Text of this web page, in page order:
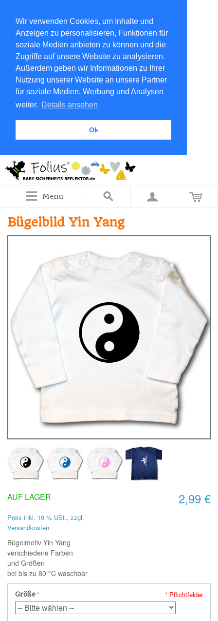
Wir verwenden Cookies, um Inhalte und
Anzeigen zu personalisieren, Funktionen für
soziale Medien anbieten zu können und die
Zugriffe auf unsere Website zu analysieren.
Außerdem geben wir Informationen zu Ihrer
Nutzung unserer Website an unsere Partner
für soziale Medien, Werbung und Analysen
weiter. Details ansehen
Ok
Menu
Bügelbild Yin Yang
2,99 €
AUF LAGER
Preis inkl. 19 % USt., zzgl.
Versandkosten
Bügelmotiv Yin Yang
verschiedene Farben
und Größen
bei bis zu 80 °C waschbar
Größe * Pflichtfelder